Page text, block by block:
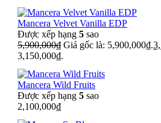
Mancera Velvet Vanilla EDP
Được xếp hạng 5 sao
5,900,000₫ Giá gốc là: 5,900,000₫.
3,150,000₫.
Mancera Wild Fruits
Được xếp hạng 5 sao
2,100,000₫